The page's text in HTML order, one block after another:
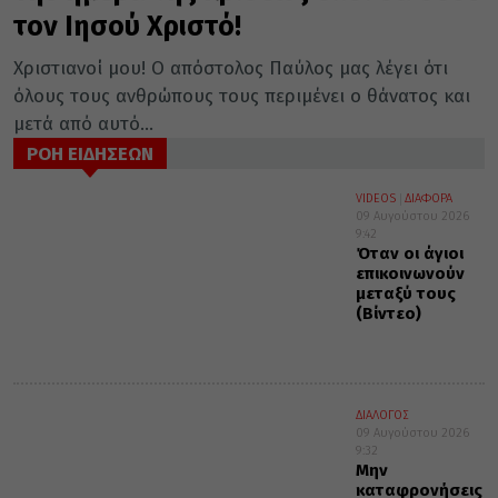
τον Ιησού Χριστό!
Χριστιανοί μου! Ο απόστολος Παύλος μας λέγει ότι
όλους τους ανθρώπους τους περιμένει ο θάνατος και
μετά από αυτό...
ΡΟΗ ΕΙΔΗΣΕΩΝ
VIDEOS
ΔΙΑΦΟΡΑ
09 Αυγούστου 2026
9:42
Όταν οι άγιοι
επικοινωνούν
μεταξύ τους
(Βίντεο)
ΔΙΑΛΟΓΟΣ
09 Αυγούστου 2026
9:32
Μην
καταφρονήσεις